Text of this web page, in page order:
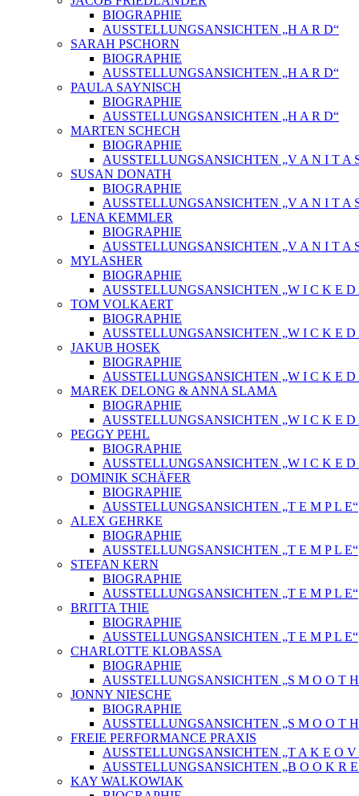
BIOGRAPHIE
AUSSTELLUNGSANSICHTEN „H A R D“
SARAH PSCHORN
BIOGRAPHIE
AUSSTELLUNGSANSICHTEN „H A R D“
PAULA SAYNISCH
BIOGRAPHIE
AUSSTELLUNGSANSICHTEN „H A R D“
MARTEN SCHECH
BIOGRAPHIE
AUSSTELLUNGSANSICHTEN „V A N I T A
SUSAN DONATH
BIOGRAPHIE
AUSSTELLUNGSANSICHTEN „V A N I T A
LENA KEMMLER
BIOGRAPHIE
AUSSTELLUNGSANSICHTEN „V A N I T A
MYLASHER
BIOGRAPHIE
AUSSTELLUNGSANSICHTEN „W I C K E D
TOM VOLKAERT
BIOGRAPHIE
AUSSTELLUNGSANSICHTEN „W I C K E D
JAKUB HOSEK
BIOGRAPHIE
AUSSTELLUNGSANSICHTEN „W I C K E D
MAREK DELONG & ANNA SLAMA
BIOGRAPHIE
AUSSTELLUNGSANSICHTEN „W I C K E D
PEGGY PEHL
BIOGRAPHIE
AUSSTELLUNGSANSICHTEN „W I C K E D
DOMINIK SCHÄFER
BIOGRAPHIE
AUSSTELLUNGSANSICHTEN „T E M P L E“
ALEX GEHRKE
BIOGRAPHIE
AUSSTELLUNGSANSICHTEN „T E M P L E“
STEFAN KERN
BIOGRAPHIE
AUSSTELLUNGSANSICHTEN „T E M P L E“
BRITTA THIE
BIOGRAPHIE
AUSSTELLUNGSANSICHTEN „T E M P L E“
CHARLOTTE KLOBASSA
BIOGRAPHIE
AUSSTELLUNGSANSICHTEN „S M O O T
JONNY NIESCHE
BIOGRAPHIE
AUSSTELLUNGSANSICHTEN „S M O O T
FREIE PERFORMANCE PRAXIS
AUSSTELLUNGSANSICHTEN „T A K E O V
AUSSTELLUNGSANSICHTEN „B O O K R E
KAY WALKOWIAK